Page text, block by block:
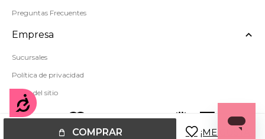
Accesibilidad
COMPRAR
Preguntas Frecuentes
Empresa
Sucursales
Política de privacidad
Mapa del sitio